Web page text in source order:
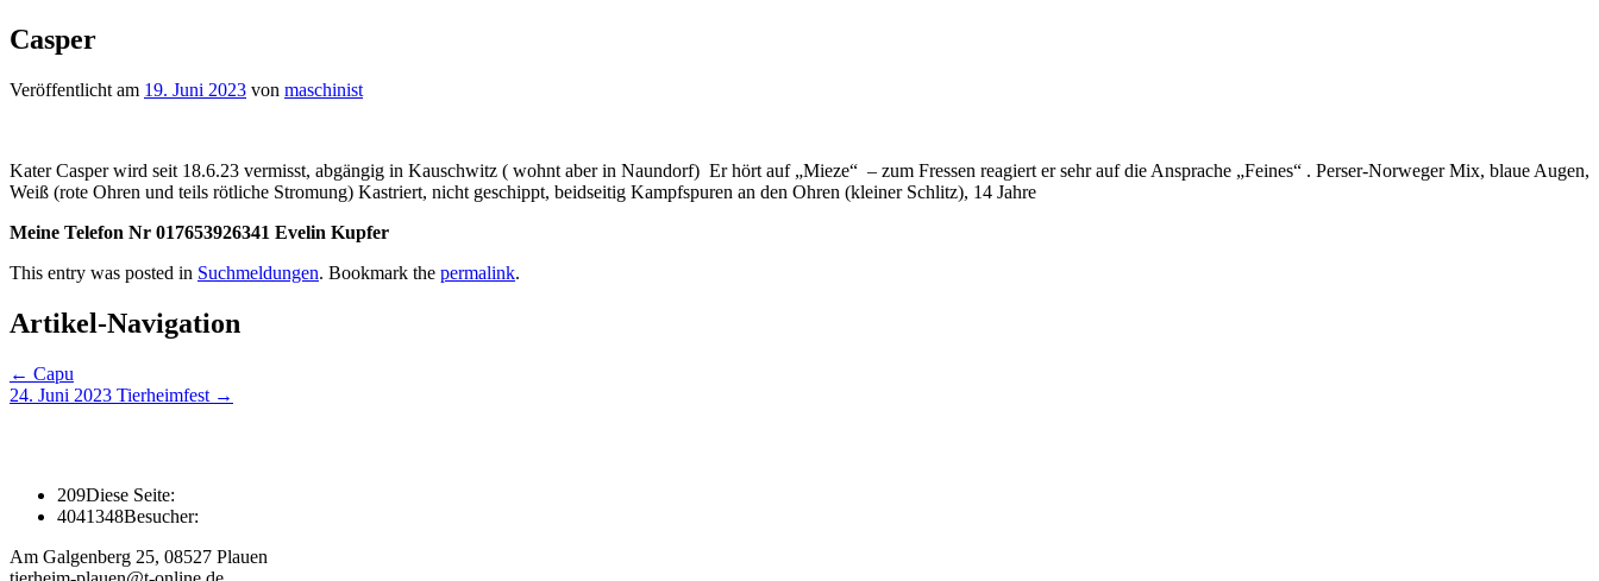
Casper
Veröffentlicht am 19. Juni 2023 von maschinist
Kater Casper wird seit 18.6.23 vermisst, abgängig in Kauschwitz ( wohnt aber in Naundorf) Er hört auf „Mieze“ – zum Fressen reagiert er sehr auf die Ansprache „Feines“ . Perser-Norweger Mix, blaue Augen,
Weiß (rote Ohren und teils rötliche Stromung) Kastriert, nicht geschippt, beidseitig Kampfspuren an den Ohren (kleiner Schlitz), 14 Jahre
Meine Telefon Nr 017653926341 Evelin Kupfer
This entry was posted in Suchmeldungen. Bookmark the permalink.
Artikel-Navigation
← Capu
24. Juni 2023 Tierheimfest →
209Diese Seite:
4041348Besucher:
Am Galgenberg 25, 08527 Plauen